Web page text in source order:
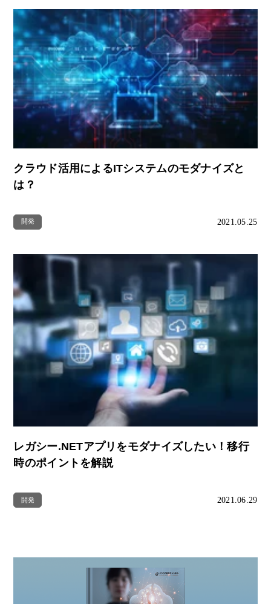
クラウド活用によるITシステムのモダナイズと
は？
開発 2021.05.25
レガシー.NETアプリをモダナイズしたい！移行
時のポイントを解説
開発 2021.06.29